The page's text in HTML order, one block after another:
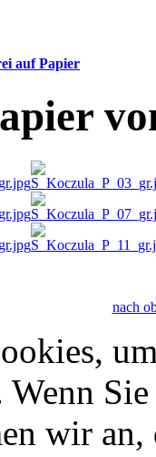
auf Papier
nach
wir